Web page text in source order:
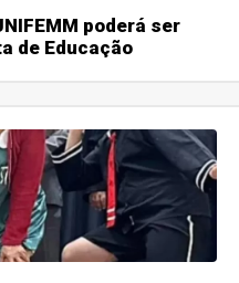
poderá ser
de Educação